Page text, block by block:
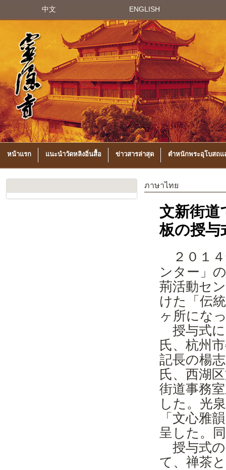
中文 ENGLISH
หน้าแรก แนะนำวัดหลิงอิ่นสื้อ ข่าวสารล่าสุด ตำหนักพระอุโบสถ
ภาษาไทย
文新街道
板の授与
２０１
ンター」
荊活動セ
けた「伝
ヶ所にな
授与式
氏、杭州
記長の楊
氏、西湖
街道事務
した。光
「文心雅
呈した。
授与式の
て、禅茶